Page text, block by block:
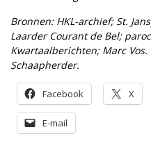
Bronnen: HKL-archief; St.
Laarder Courant de Bel;
Kwartaalberichten; Marc
Schaapherder.
Facebook X
E-mail